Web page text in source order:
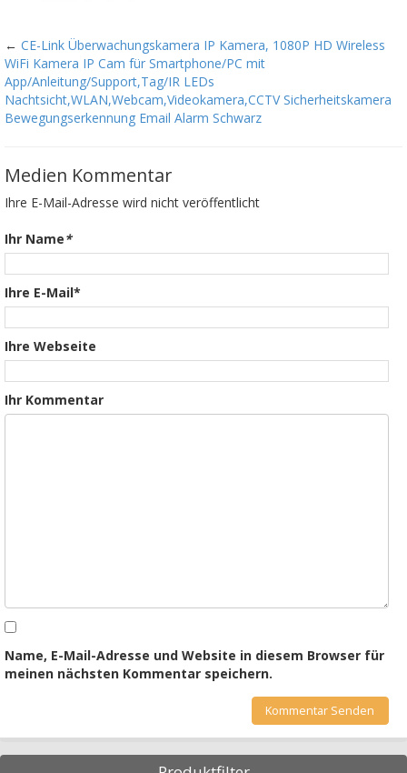
← CE-Link Überwachungskamera IP Kamera, 1080P HD Wireless
WiFi Kamera IP Cam für Smartphone/PC mit
App/Anleitung/Support,Tag/IR LEDs
Nachtsicht,WLAN,Webcam,Videokamera,CCTV Sicherheitskamera
Bewegungserkennung Email Alarm Schwarz
Medien Kommentar
Ihre E-Mail-Adresse wird nicht veröffentlicht
Ihr Name*
Ihre E-Mail*
Ihre Webseite
Ihr Kommentar
Name, E-Mail-Adresse und Website in diesem Browser für
meinen nächsten Kommentar speichern.